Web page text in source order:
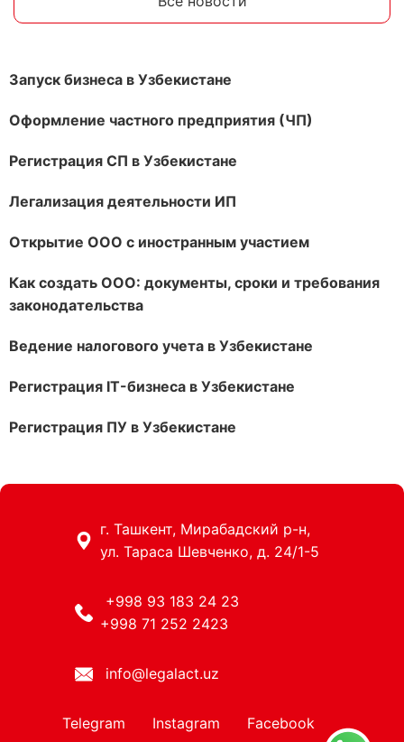
Запуск бизнеса в Узбекистане
Оформление частного предприятия (ЧП)
Регистрация СП в Узбекистане
Легализация деятельности ИП
Открытие ООО с иностранным участием
Как создать ООО: документы, сроки и требования
законодательства
Ведение налогового учета в Узбекистане
Регистрация IT-бизнеса в Узбекистане
Регистрация ПУ в Узбекистане
г. Ташкент, Мирабадский р-н,
ул. Тараса Шевченко, д. 24/1-5
+998 93 183 24 23
+998 71 252 2423
info@legalact.uz
Telegram Instagram Facebook